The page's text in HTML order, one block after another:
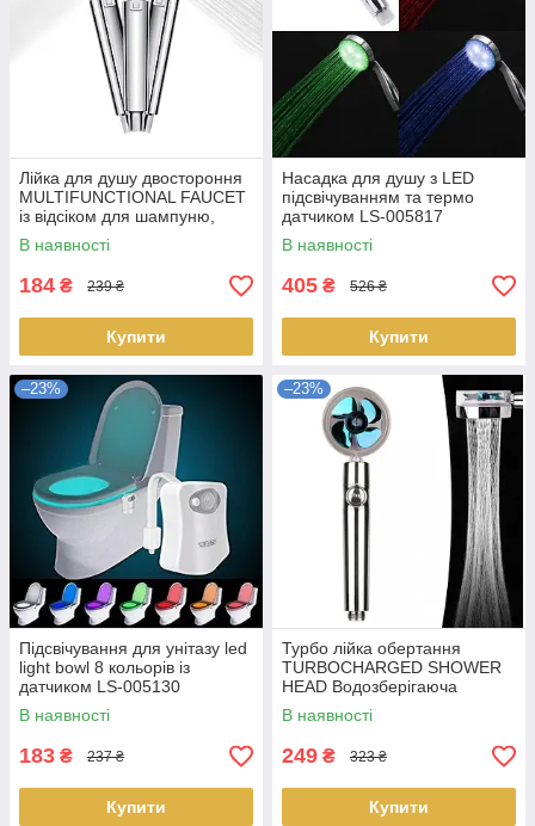
Лійка для душу двостороння
MULTIFUNCTIONAL FAUCET
із відсіком для шампуню,
економія води LS-009036
В наявності
184 ₴ 239 ₴
Купити
Насадка для душу з LED
підсвічуванням та термо
датчиком LS-005817
В наявності
405 ₴ 526 ₴
Купити
–23%
Підсвічування для унітазу led
light bowl 8 кольорів із
датчиком LS-005130
В наявності
183 ₴ 237 ₴
Купити
–23%
Турбо лійка обертання
TURBOCHARGED SHOWER
HEAD Водозберігаюча
насадка для душу з
вентилятором LS-011420
В наявності
249 ₴ 323 ₴
Купити